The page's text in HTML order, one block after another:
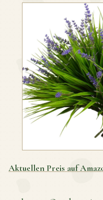
Aktuellen Preis auf